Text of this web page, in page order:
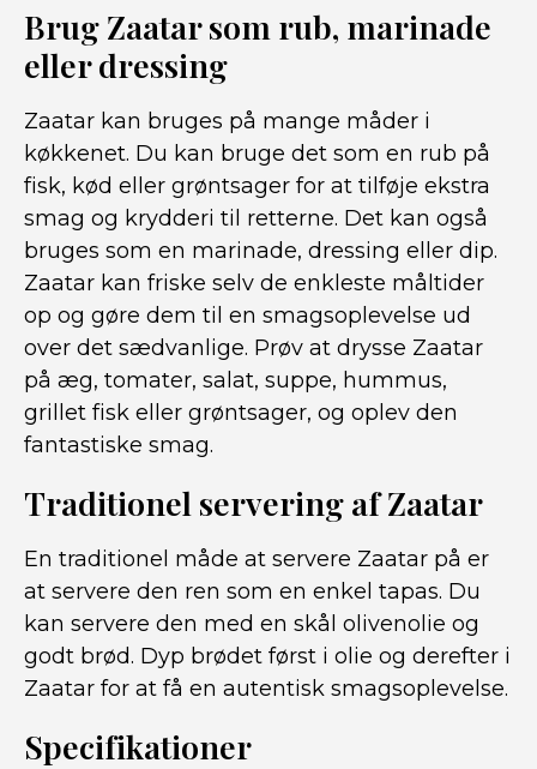
Brug Zaatar som rub, marinade
eller dressing
Zaatar kan bruges på mange måder i
køkkenet. Du kan bruge det som en rub på
fisk, kød eller grøntsager for at tilføje ekstra
smag og krydderi til retterne. Det kan også
bruges som en marinade, dressing eller dip.
Zaatar kan friske selv de enkleste måltider
op og gøre dem til en smagsoplevelse ud
over det sædvanlige. Prøv at drysse Zaatar
på æg, tomater, salat, suppe, hummus,
grillet fisk eller grøntsager, og oplev den
fantastiske smag.
Traditionel servering af Zaatar
En traditionel måde at servere Zaatar på er
at servere den ren som en enkel tapas. Du
kan servere den med en skål olivenolie og
godt brød. Dyp brødet først i olie og derefter i
Zaatar for at få en autentisk smagsoplevelse.
Specifikationer